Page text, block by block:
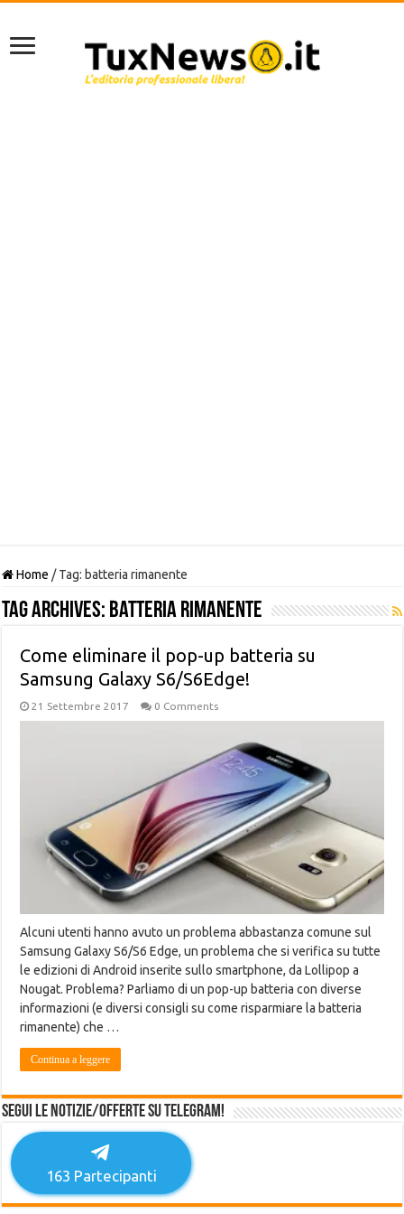
Home / Tag: batteria rimanente
Tag Archives: batteria rimanente
Come eliminare il pop-up batteria su
Samsung Galaxy S6/S6Edge!
21 Settembre 2017 0 Comments
Alcuni utenti hanno avuto un problema abbastanza comune sul
Samsung Galaxy S6/S6 Edge, un problema che si verifica su tutte
le edizioni di Android inserite sullo smartphone, da Lollipop a
Nougat. Problema? Parliamo di un pop-up batteria con diverse
informazioni (e diversi consigli su come risparmiare la batteria
rimanente) che …
Continua a leggere
Segui le notizie/offerte su Telegram!
163 Partecipanti